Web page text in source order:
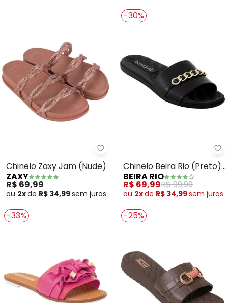
Zaxy - Chinelo Zaxy Jam (Nude)
Chinelo Zaxy Jam (Nude)
ZAXY
R$ 69,99
ou 2xde R$ 34,99sem juros
-30%
Chinelo Beira Rio (Preto)
em Sintético
BEIRA RIO
R$ 69,99R$ 99,99
ou 2xde R$ 34,99sem juros
-33% -25%